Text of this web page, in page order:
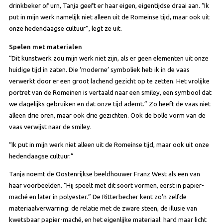
drinkbeker of urn, Tanja geeft er haar eigen, eigentijdse draai aan. “Ik
put in mijn werk namelijk niet alleen uit de Romeinse tijd, maar ook uit
onze hedendaagse cultuur”, legt ze uit.
Spelen met materialen
“Dit kunstwerk zou mijn werk niet zijn, als er geen elementen uit onze
huidige tijd in zaten. Die ‘moderne’ symboliek heb ik in de vaas
verwerkt door er een groot lachend gezicht op te zetten. Het vrolijke
portret van de Romeinen is vertaald naar een smiley, een symbool dat
we dagelijks gebruiken en dat onze tijd ademt.” Zo heeft de vaas niet
alleen drie oren, maar ook drie gezichten. Ook de bolle vorm van de
vaas verwijst naar de smiley.
“Ik put in mijn werk niet alleen uit de Romeinse tijd, maar ook uit onze
hedendaagse cultuur.”
Tanja noemt de Oostenrijkse beeldhouwer Franz West als een van
haar voorbeelden. “Hij speelt met dit soort vormen, eerst in papier-
maché en later in polyester.” De Ritterbecher kent zo’n zelfde
materiaalverwarring: de relatie met de zware steen, de illusie van
kwetsbaar papier-maché, en het eigenlijke materiaal: hard maar licht